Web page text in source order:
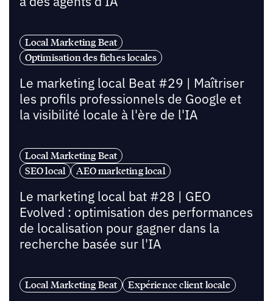
Local Marketing Beat
Optimisation des fiches locales
Le marketing local Beat #29 | Maîtriser
les profils professionnels de Google et
la visibilité locale à l'ère de l'IA
Local Marketing Beat
SEO local
AEO marketing local
Le marketing local bat #28 | GEO
Evolved : optimisation des performances
de localisation pour gagner dans la
recherche basée sur l'IA
Local Marketing Beat Expérience client locale